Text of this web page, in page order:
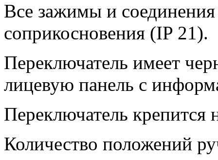
Все зажимы и
соприкосновения (IP 21).
Переключатель имеет
лицевую панель с
Переключатель
Количество положений